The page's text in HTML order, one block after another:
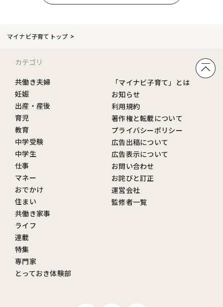
マイナビ子育てトップ
カテゴリ
共働き夫婦
妊娠
出産・産後
育児
教育
中学受験
中学生
仕事
マネー
おでかけ
住まい
共働き家事
ライフ
連載
特集
専門家
とっておき体験部
「マイナビ子育て」とは
お知らせ
利用規約
著作権と転載について
プライバシーポリシー
広告出稿について
広告表示について
お問い合わせ
お詫びと訂正
運営会社
監修者一覧